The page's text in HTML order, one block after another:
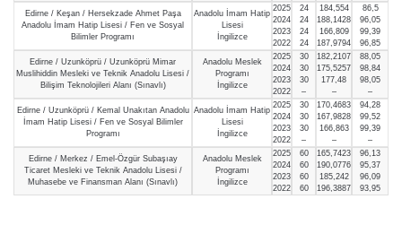
Edirne / Keşan / Hersekzade Ahmet Paşa
Anadolu İmam Hatip Lisesi / Fen ve Sosyal
Bilimler Programı
Anadolu İmam Hatip
Lisesi
İngilizce
2025
2024
2023
2022
24
24
24
24
184,554
188,1428
166,809
187,9794
86,5
96,05
99,39
96,85
Edirne / Uzunköprü / Uzunköprü Mimar
Muslihiddin Mesleki ve Teknik Anadolu Lisesi /
Bilişim Teknolojileri Alanı (Sınavlı)
Anadolu Meslek
Programı
İngilizce
2025
2024
2023
2022
30
30
30
–
182,2107
175,5257
177,48
–
88,05
98,84
98,05
–
Edirne / Uzunköprü / Kemal Unakıtan Anadolu
İmam Hatip Lisesi / Fen ve Sosyal Bilimler
Programı
Anadolu İmam Hatip
Lisesi
İngilizce
2025
2024
2023
2022
30
30
30
–
170,4683
167,9828
166,863
–
94,28
99,52
99,39
–
Edirne / Merkez / Emel-Özgür Subaşıay
Ticaret Mesleki ve Teknik Anadolu Lisesi /
Muhasebe ve Finansman Alanı (Sınavlı)
Anadolu Meslek
Programı
İngilizce
2025
2024
2023
2022
60
60
60
60
165,7423
190,0776
185,242
196,3887
96,13
95,37
96,09
93,95